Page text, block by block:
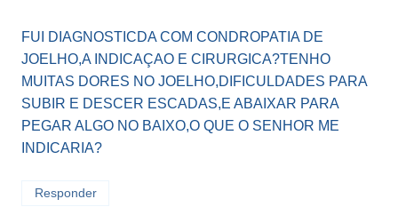
FUI DIAGNOSTICDA COM CONDROPATIA DE
JOELHO,A INDICAÇAO E CIRURGICA?TENHO
MUITAS DORES NO JOELHO,DIFICULDADES PARA
SUBIR E DESCER ESCADAS,E ABAIXAR PARA
PEGAR ALGO NO BAIXO,O QUE O SENHOR ME
INDICARIA?
Responder